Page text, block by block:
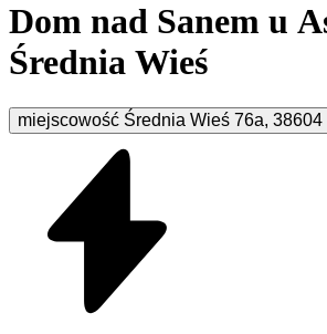
Dom nad Sanem u
Średnia Wieś
miejscowość Średnia Wieś 76a, 38604